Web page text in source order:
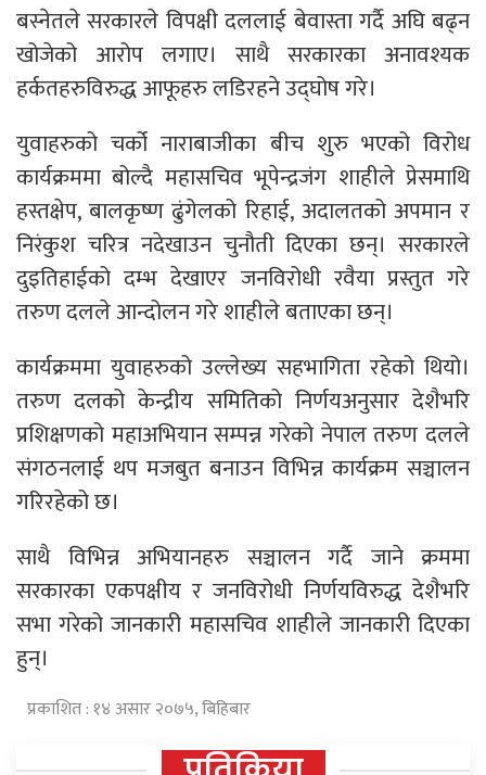
बस्नेतले सरकारले विपक्षी दललाई बेवास्ता गर्दै अघि बढ्न
खोजेको आरोप लगाए। साथै सरकारका अनावश्यक
हर्कतहरुविरुद्ध आफूहरु लडिरहने उद्घोष गरे।
युवाहरुको चर्को नाराबाजीका बीच शुरु भएको विरोध
कार्यक्रममा बोल्दै महासचिव भूपेन्द्रजंग शाहीले प्रेसमाथि
हस्तक्षेप, बालकृष्ण ढुंगेलको रिहाई, अदालतको अपमान र
निरंकुश चरित्र नदेखाउन चुनौती दिएका छन्। सरकारले
दुइतिहाईको दम्भ देखाएर जनविरोधी रवैया प्रस्तुत गरे
तरुण दलले आन्दोलन गरे शाहीले बताएका छन्।
कार्यक्रममा युवाहरुको उल्लेख्य सहभागिता रहेको थियो।
तरुण दलको केन्द्रीय समितिको निर्णयअनुसार देशैभरि
प्रशिक्षणको महाअभियान सम्पन्न गरेको नेपाल तरुण दलले
संगठनलाई थप मजबुत बनाउन विभिन्न कार्यक्रम सञ्चालन
गरिरहेको छ।
साथै विभिन्न अभियानहरु सञ्चालन गर्दै जाने क्रममा
सरकारका एकपक्षीय र जनविरोधी निर्णयविरुद्ध देशैभरि
सभा गरेको जानकारी महासचिव शाहीले जानकारी दिएका
हुन्।
प्रकाशित : १४ असार २०७५, बिहिबार